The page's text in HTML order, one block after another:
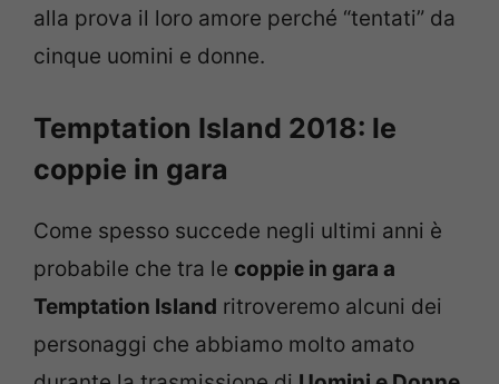
alla prova il loro amore perché “tentati” da
cinque uomini e donne.
Temptation Island 2018: le
coppie in gara
Come spesso succede negli ultimi anni è
probabile che tra le coppie in gara a
Temptation Island ritroveremo alcuni dei
personaggi che abbiamo molto amato